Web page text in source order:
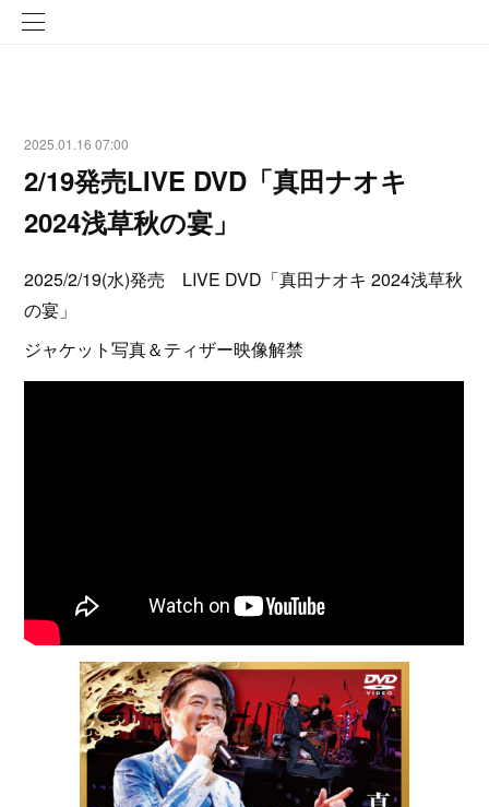
2025.01.16 07:00
2/19発売LIVE DVD「真田ナオキ
2024浅草秋の宴」
2025/2/19(水)発売 LIVE DVD「真田ナオキ 2024浅草秋
の宴」
ジャケット写真＆ティザー映像解禁